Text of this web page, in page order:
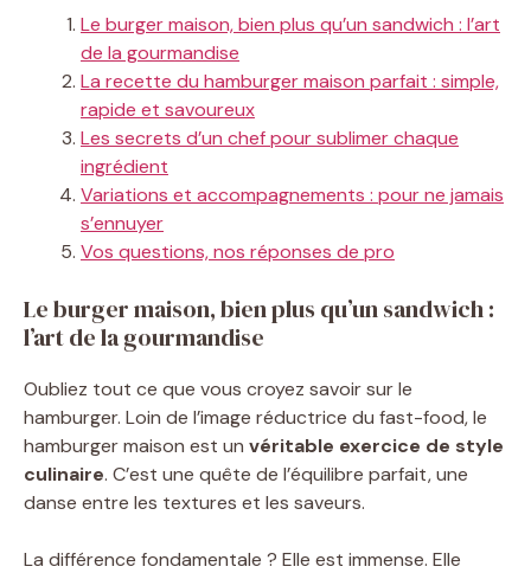
Le burger maison, bien plus qu’un sandwich : l’art
de la gourmandise
La recette du hamburger maison parfait : simple,
rapide et savoureux
Les secrets d’un chef pour sublimer chaque
ingrédient
Variations et accompagnements : pour ne jamais
s’ennuyer
Vos questions, nos réponses de pro
Le burger maison, bien plus qu’un sandwich :
l’art de la gourmandise
Oubliez tout ce que vous croyez savoir sur le
hamburger. Loin de l’image réductrice du fast-food, le
hamburger maison est un véritable exercice de style
culinaire. C’est une quête de l’équilibre parfait, une
danse entre les textures et les saveurs.
La différence fondamentale ? Elle est immense. Elle